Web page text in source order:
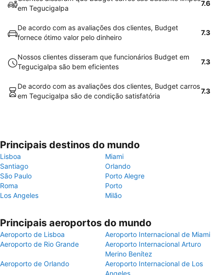
em Tegucigalpa
7.6
De acordo com as avaliações dos clientes, Budget
fornece ótimo valor pelo dinheiro
7.3
Nossos clientes disseram que funcionários Budget em
Tegucigalpa são bem eficientes
7.3
De acordo com as avaliações dos clientes, Budget carros
em Tegucigalpa são de condição satisfatória
7.3
Principais destinos do mundo
Lisboa
Miami
Santiago
Orlando
São Paulo
Porto Alegre
Roma
Porto
Los Angeles
Milão
Principais aeroportos do mundo
Aeroporto de Lisboa
Aeroporto Internacional de Miami
Aeroporto de Rio Grande
Aeroporto Internacional Arturo
Merino Benítez
Aeroporto de Orlando
Aeroporto Internacional de Los
Angeles